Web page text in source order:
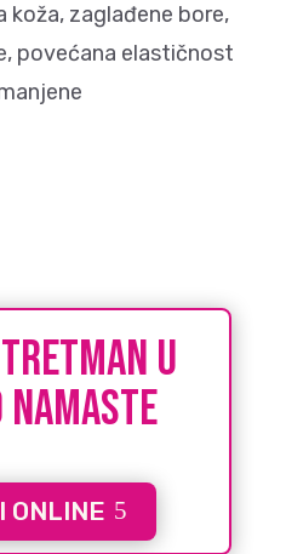
koža, zaglađene bore,
povećana elastičnost
tretman u
ONLINE